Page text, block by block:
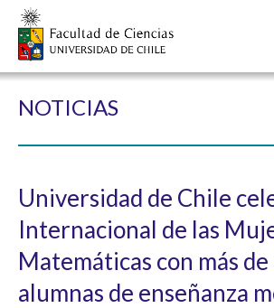
CARRERAS
POSTGRADOS
INVESTIGACIÓN
NOTICIAS
Universidad de Chile
Internacional de las
Matemáticas con más
alumnas de enseñanza